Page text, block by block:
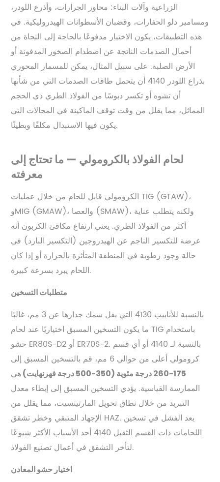
الزراعية وآلات البناء: محاور الجرارات، وأذرع اللودر،
ومسامير دلو الحفارات، وقضبان الأسطوانات الهيدروليكية. في
هذه التطبيقات، يكون الاختيار مدفوعًا بالحاجة إلى النجاة من
أحمال الصدمات الناتجة عن اصطدام الصخور المدفونة أو
الأرض الصلبة. على سبيل المثال، يمكن للمسمار المحوري
بذراع اللودر 4140 أن يتحمل طاقات الصدمات التي من شأنها
أن تشوه أو تكسر دبوسًا من الفولاذ الطري ذي الحجم
المماثل، مما يقلل من وقت توقف الماكينة في المجالات التي
يكون فيها الاستبدال مكلفًا وبطيئًا.
لحام الفولاذ بالكرومولي — ما تحتاج إلى
معرفته
الكرومولي قابل للحام من خلال عمليات TIG (GTAW)،
وMIG (GMAW)، والعصا (SMAW)، ولكنه يتطلب عناية
أكثر من الفولاذ الطري. يعني ارتفاع مكافئ الكربون أنه
عرضة للتكسير الناجم عن الهيدروجين (التكسير البارد) في
حالة وجود رطوبة في المنطقة المتأثرة بالحرارة أو إذا كان
اللحام يبرد بسرعة كبيرة.
متطلبات التسخين
بالنسبة للأنابيب 4130 التي يقل سمك جدارها عن 3 مم، غالبًا
ما يكون التسخين المسبق اختياريًا عند لحام TIG باستخدام
حشو ER80S-D2 أو ER70S-2. بالنسبة لـ 4140 أو أي قسم
كرومولي أعلى من حوالي 6 مم، قم بالتسخين المسبق إلى
175-260 درجة مئوية (350-500 درجة فهرنهايت)
هي
الممارسة القياسية. يؤدي التسخين المسبق إلى إبطاء معدل
التبريد من خلال نطاق تحويل المارتينسيت، مما يقلل من
الإجهاد المتبقي وخطر تشقق HAZ. يعد الفشل في تسخين
اللحامات ذات القسم الثقيل 4140 أحد الأسباب الأكثر شيوعًا
لتأخر التشقق في أعمال تصنيع الفولاذ.
اختيار حشو المعادن